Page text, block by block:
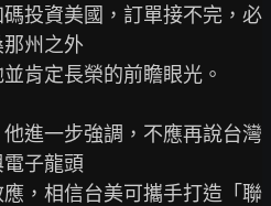
投資美國，訂單接不完，必
州之外
肯定長榮的前瞻眼光。
進一步強調，不應再說台灣
子龍頭
，相信台美可攜手打造「聯